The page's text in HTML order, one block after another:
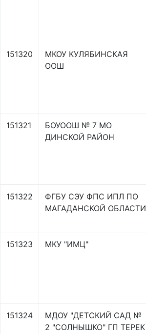
151320
МКОУ КУЛЯБИНСКАЯ
ООШ
151321
БОУООШ № 7 МО
ДИНСКОЙ РАЙОН
151322
ФГБУ СЭУ ФПС ИПЛ ПО
МАГАДАНСКОЙ ОБЛАСТИ
151323 МКУ "ИМЦ"
151324
МДОУ "ДЕТСКИЙ САД №
2 "СОЛНЫШКО" ГП ТЕРЕК